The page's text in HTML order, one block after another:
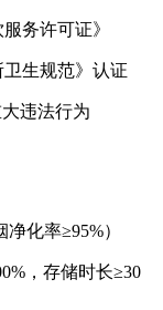
务许可证》
生规范》认证
违法行为
净化率≥95%）
，存储时长≥30